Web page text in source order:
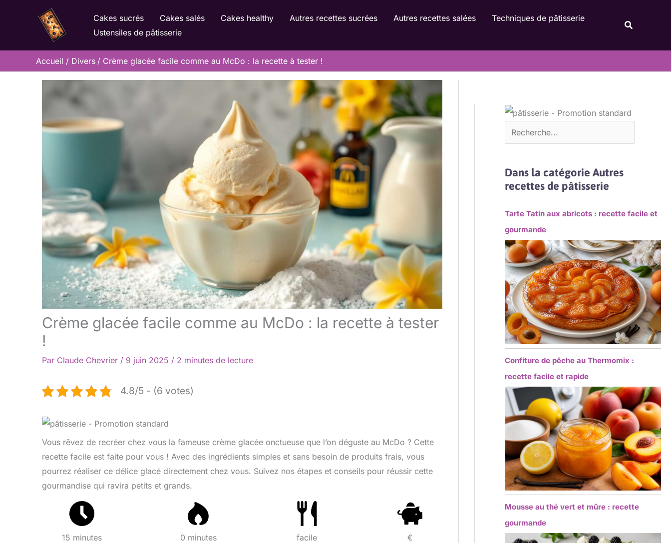
Cakes sucrés Cakes salés Cakes healthy Autres recettes sucrées Autres recettes salées
Techniques de pâtisserie
Ustensiles de pâtisserie
Accueil Divers Crème glacée facile comme au McDo : la recette à tester !
Crème glacée facile comme au McDo : la recette à tester
!
Par Claude Chevrier / 9 juin 2025 / 2 minutes de lecture
4.8/5 - (6 votes)
Vous rêvez de recréer chez vous la fameuse crème glacée onctueuse que l’on déguste au McDo ? Cette
recette facile est faite pour vous ! Avec des ingrédients simples et sans besoin de produits frais, vous
pourrez réaliser ce délice glacé directement chez vous. Suivez nos étapes et conseils pour réussir cette
gourmandise qui ravira petits et grands.
15 minutes 0 minutes facile €
Dans la catégorie Autres
recettes de pâtisserie
Tarte Tatin aux abricots : recette facile et
gourmande
Confiture de pêche au Thermomix :
recette facile et rapide
Mousse au thé vert et mûre : recette
gourmande